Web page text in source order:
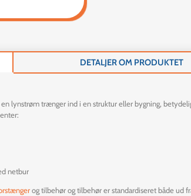
DETALJER OM PRODUKTET
lynstrøm trænger ind i en struktur eller bygning,
netbur
og tilbehør og tilbehør er standardiseret både ud